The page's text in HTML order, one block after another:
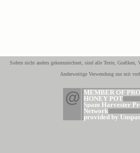
Sofern nicht anders gekennzeichnet, sind alle Texte,
Anderweitige Verwendung nur mit
@
MEMBER OF
HONEY POT
Spam Harvester
Network
provided by